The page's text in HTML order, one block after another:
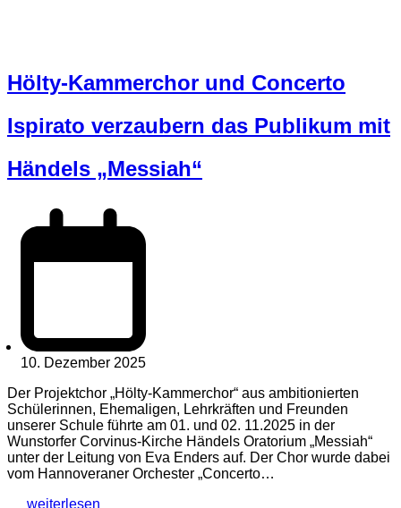
Hölty-Kammerchor und Concerto
Ispirato verzaubern das Publikum mit
Händels „Messiah“
10. Dezember 2025
Der Projektchor „Hölty-Kammerchor“ aus ambitionierten
Schülerinnen, Ehemaligen, Lehrkräften und Freunden
unserer Schule führte am 01. und 02. 11.2025 in der
Wunstorfer Corvinus-Kirche Händels Oratorium „Messiah“
unter der Leitung von Eva Enders auf. Der Chor wurde dabei
vom Hannoveraner Orchester „Concerto…
weiterlesen